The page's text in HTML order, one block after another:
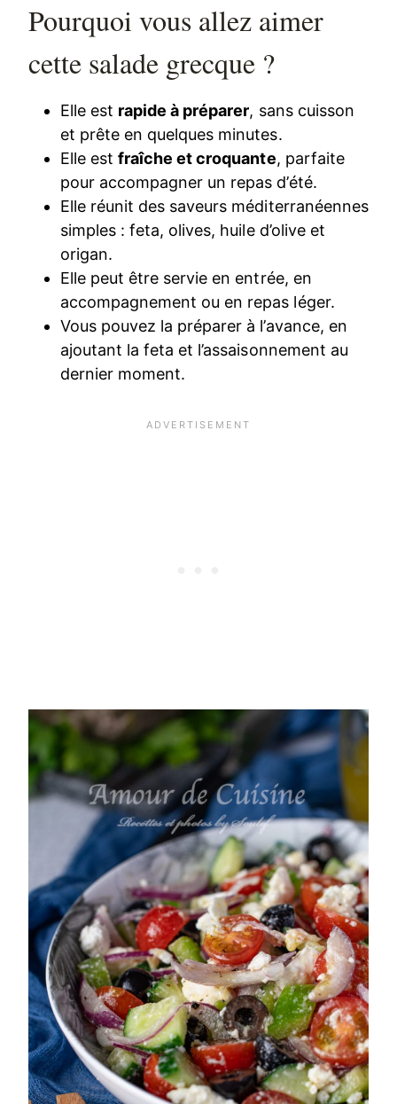
Pourquoi vous allez aimer
cette salade grecque ?
Elle est rapide à préparer, sans cuisson
et prête en quelques minutes.
Elle estfraîche et croquante, parfaite
pour accompagner un repas d’été.
Elle réunit des saveurs méditerranéennes
simples : feta, olives, huile d’olive et
origan.
Elle peut être servie en entrée, en
accompagnement ou en repas léger.
Vous pouvez la préparer à l’avance, en
ajoutant la feta et l’assaisonnement au
dernier moment.